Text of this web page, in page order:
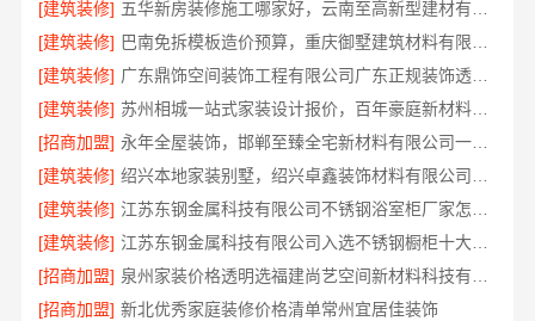
[建筑装修]
[建筑装修]
[建筑装修]
广东鼎饰空间装饰工程有限公司广东正规装饰透明化施工
[建筑装修]
苏州相城一站式家装设计报价，百年豪庭新材料有限公司拎包入住
[招商加盟]
永年全屋装饰，邯郸至臻全宅新材料有限公司一站式服务
[建筑装修]
[建筑装修]
[建筑装修]
江苏东钢金属科技有限公司入选不锈钢橱柜十大品牌
[招商加盟]
[招商加盟] 新北优秀家庭装修价格清单常州宜居佳装饰